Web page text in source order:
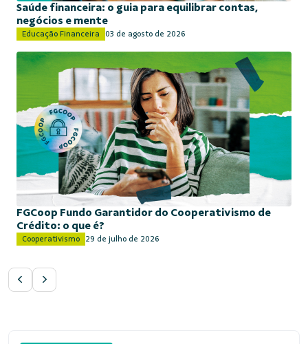
Saúde financeira: o guia para equilibrar contas,
negócios e mente
Educação Financeira 03 de agosto de 2026
FGCoop Fundo Garantidor do Cooperativismo de
Crédito: o que é?
Cooperativismo 29 de julho de 2026